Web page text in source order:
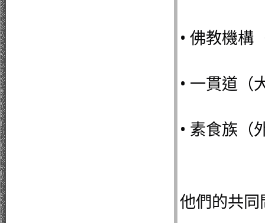
• 佛教機構
• 一貫道（
• 素食族（
他們的共同